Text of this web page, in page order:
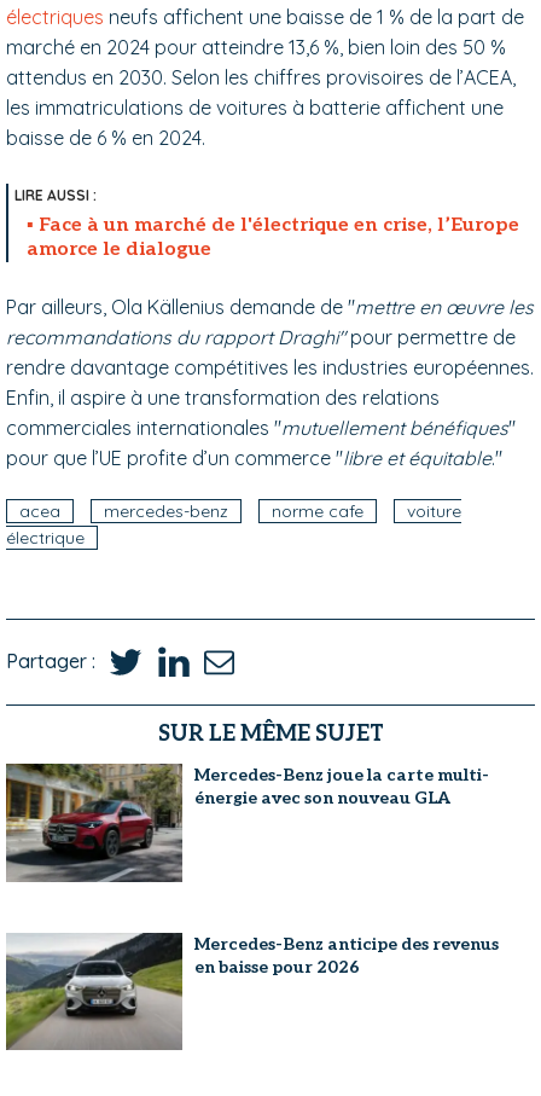
électriques neufs affichent une baisse de 1 % de la part de
marché en 2024 pour atteindre 13,6 %, bien loin des 50 %
attendus en 2030. Selon les chiffres provisoires de l’ACEA,
les immatriculations de voitures à batterie affichent une
baisse de 6 % en 2024.
Face à un marché de l'électrique en crise, l’Europe
amorce le dialogue
Par ailleurs, Ola Källenius demande de "mettre en œuvre les
recommandations du rapport Draghi"pour permettre de
rendre davantage compétitives les industries européennes.
Enfin, il aspire à une transformation des relations
commerciales internationales "mutuellement bénéfiques"
pour que l’UE profite d’un commerce "libre et équitable."
acea mercedes-benz norme cafe
voiture
électrique
Partager :
SUR LE MÊME SUJET
Mercedes-Benz joue la carte multi-
énergie avec son nouveau GLA
Mercedes-Benz anticipe des revenus
en baisse pour 2026